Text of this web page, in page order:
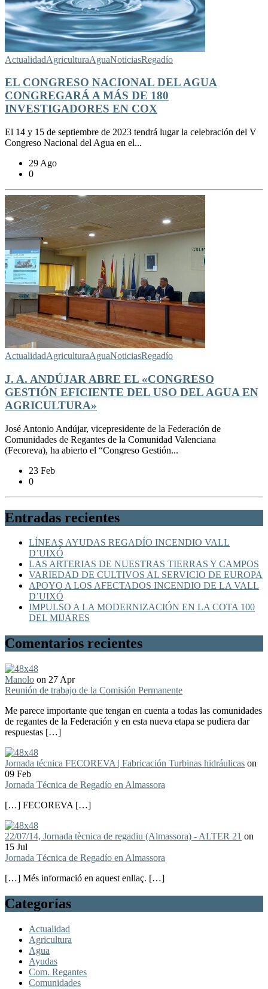
ActualidadAgriculturaAguaNoticiasRegadío
EL CONGRESO NACIONAL DEL AGUA
CONGREGARÁ A MÁS DE 180
INVESTIGADORES EN COX
El 14 y 15 de septiembre de 2023 tendrá lugar la celebración del V
Congreso Nacional del Agua en el...
29 Ago
0
ActualidadAgriculturaAguaNoticiasRegadío
J. A. ANDÚJAR ABRE EL «CONGRESO
GESTIÓN EFICIENTE DEL USO DEL AGUA EN
AGRICULTURA»
José Antonio Andújar, vicepresidente de la Federación de
Comunidades de Regantes de la Comunidad Valenciana
(Fecoreva), ha abierto el “Congreso Gestión...
23 Feb
0
Entradas recientes
LÍNEAS AYUDAS REGADÍO INCENDIO VALL
D’UIXÓ
LAS ARTERIAS DE NUESTRAS TIERRAS Y CAMPOS
VARIEDAD DE CULTIVOS AL SERVICIO DE EUROPA
APOYO A LOS AFECTADOS INCENDIO DE LA VALL
D’UIXÓ
IMPULSO A LA MODERNIZACIÓN EN LA COTA 100
DEL MIJARES
Comentarios recientes
Manolo on 27 Apr
Reunión de trabajo de la Comisión Permanente
Me parece importante que tengan en cuenta a todas las comunidades
de regantes de la Federación y en esta nueva etapa se pudiera dar
respuestas […]
Jornada técnica FECOREVA | Fabricación Turbinas hidráulicas on
09 Feb
Jornada Técnica de Regadío en Almassora
[…] FECOREVA […]
22/07/14, Jornada tècnica de regadiu (Almassora) - ALTER 21 on
15 Jul
Jornada Técnica de Regadío en Almassora
[…] Més informació en aquest enllaç. […]
Categorías
Actualidad
Agricultura
Agua
Ayudas
Com. Regantes
Comunidades